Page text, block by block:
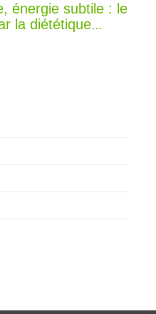
énergie subtile : le
la diététique